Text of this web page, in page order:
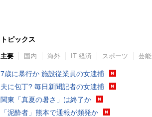
トピックス
主要 国内 海外 IT 経済 スポーツ 芸能
7歳に暴行か 施設従業員の女逮捕
夫に包丁? 毎日新聞記者の女逮捕
関東「真夏の暑さ」は終了か
「泥酔者」熊本で通報が頻発か